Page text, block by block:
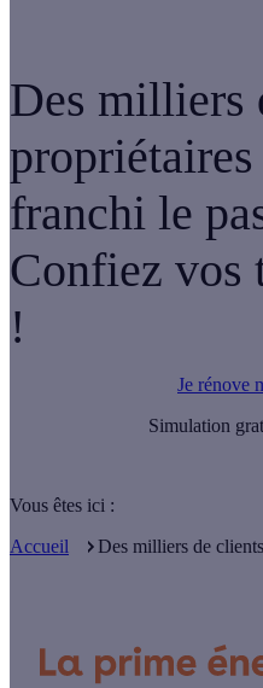
Des milliers
franchi le
Confiez vos
!
Je rénove
Simulation
Vous êtes ici :
Accueil
Des milliers de